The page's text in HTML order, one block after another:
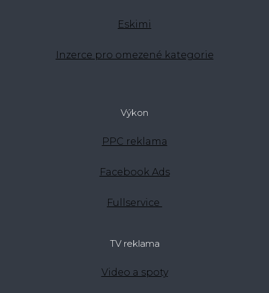
Eskimi
Inzerce pro omezené kategorie
Výkon
PPC reklama
Facebook Ads
Fullservice
TV reklama
Video a spoty